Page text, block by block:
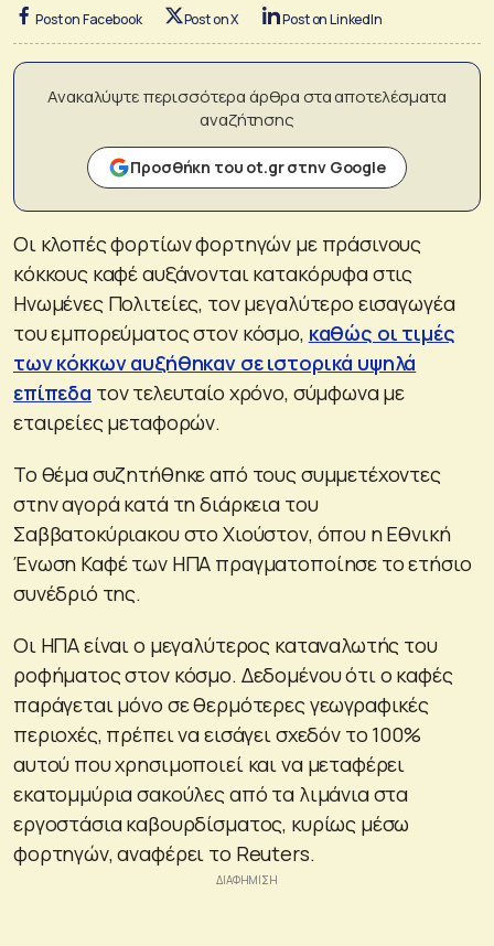
Post on Facebook Post on X Post on LinkedIn
Ανακαλύψτε περισσότερα άρθρα στα αποτελέσματα
αναζήτησης
Προσθήκη του ot.gr στην Google
Οι κλοπές φορτίων φορτηγών με πράσινους
κόκκους καφέ αυξάνονται κατακόρυφα στις
Ηνωμένες Πολιτείες, τον μεγαλύτερο εισαγωγέα
του εμπορεύματος στον κόσμο, καθώς οι τιμές
των κόκκων αυξήθηκαν σε ιστορικά υψηλά
επίπεδα τον τελευταίο χρόνο, σύμφωνα με
εταιρείες μεταφορών.
Το θέμα συζητήθηκε από τους συμμετέχοντες
στην αγορά κατά τη διάρκεια του
Σαββατοκύριακου στο Χιούστον, όπου η Εθνική
Ένωση Καφέ των ΗΠΑ πραγματοποίησε το ετήσιο
συνέδριό της.
Οι ΗΠΑ είναι ο μεγαλύτερος καταναλωτής του
ροφήματος στον κόσμο. Δεδομένου ότι ο καφές
παράγεται μόνο σε θερμότερες γεωγραφικές
περιοχές, πρέπει να εισάγει σχεδόν το 100%
αυτού που χρησιμοποιεί και να μεταφέρει
εκατομμύρια σακούλες από τα λιμάνια στα
εργοστάσια καβουρδίσματος, κυρίως μέσω
φορτηγών, αναφέρει το Reuters.